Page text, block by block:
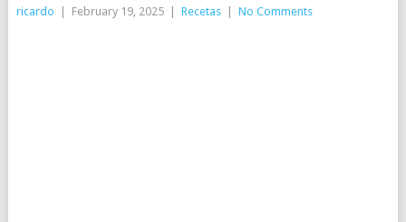
ricardo February 19, 2025 Recetas No Comments